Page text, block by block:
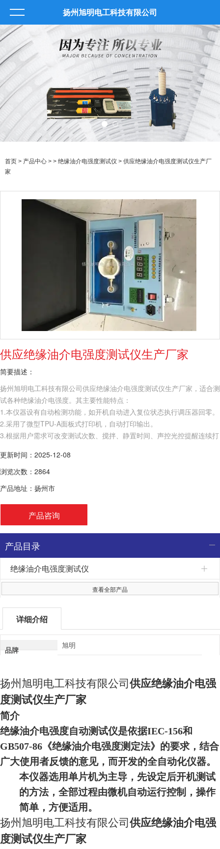
扬州旭明电工科技有限公司
首页 > 产品中心 > > 绝缘油介电强度测试仪 > 供应绝缘油介电强度测试仪生产厂
家
供应绝缘油介电强度测试仪生产厂家
简要描述：
扬州旭明电工科技有限公司供应绝缘油介电强度测试仪生产厂家，适合测
试各种绝缘油介电强度。其主要性能特点：
1.本仪器设有自动检测功能，如开机自动进入复位状态执行调压器回零。
2.采用了微型TPU-A面板式打印机，自动打印输出。
3.根据用户需求可改变测试次数、搅拌、静置时间、声控光控提醒连续打
4.本仪器采用全自动磁振子搅拌，消除油样的不均匀和气泡。
更新时间：2025-12-08
浏览次数：2864
产品地址：扬州市
产品咨询
产品目录
绝缘油介电强度测试仪
查看全部产品
详细介绍
品牌 旭明
扬州旭明电工科技有限公司 供应绝缘油介电强
度测试仪生产厂家
简介
绝缘油介电强度自动测试仪是依据IEC-156和
GB507-86《绝缘油介电强度测定法》的要求，结合
广大使用者反馈的意见，而开发的全自动化仪器。
本仪器选用单片机为主导，先设定后开机测试
的方法，全部过程由微机自动运行控制，操作
简单，方便适用。
扬州旭明电工科技有限公司 供应绝缘油介电强
度测试仪生产厂家